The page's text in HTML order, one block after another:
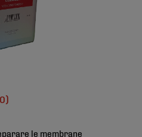
le membrane